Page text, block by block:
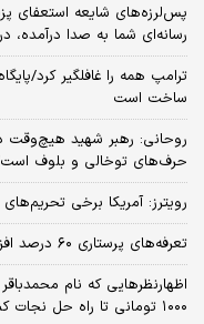
پس‌لرزه‌های شایعه استعفای
رسانه‌ای شما به صدا درآمده،
ترامپ همه را غافلگیر کرد/
ساخت است
روحانی: رهبر شهید هیچ‌وقت
حرف‌های توخالی و بلوف است/ دولت در این ۱۴
رویترز: آمریکا برخی
تعرفه‌های پرستاری ۶۰ درصد افزایش یافت
اظهارنظرهایی که نام
۱۰۰۰ تومانی تا راه حل نجات کشور با ساخت بمب اتم و شلیک آن!